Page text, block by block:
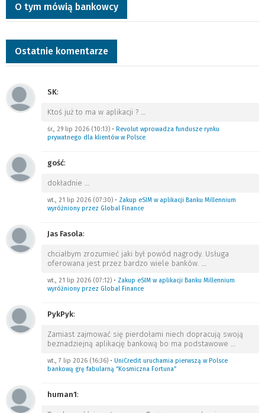
O tym mówią bankowcy
Ostatnie komentarze
SK:
Ktoś już to ma w aplikacji ? …
śr., 29 lip 2026 (10:13) • Revolut wprowadza fundusze rynku
prywatnego dla klientów w Polsce
gość:
dokładnie …
wt., 21 lip 2026 (07:30) • Zakup eSIM w aplikacji Banku Millennium
wyróżniony przez Global Finance
Jas Fasola:
chciałbym zrozumieć jaki był powód nagrody. Usługa
oferowana jest przez bardzo wiele banków. …
wt., 21 lip 2026 (07:12) • Zakup eSIM w aplikacji Banku Millennium
wyróżniony przez Global Finance
PykPyk:
Zamiast zajmować się pierdołami niech dopracują swoją
beznadziejną aplikację bankową bo ma podstawowe …
wt., 7 lip 2026 (16:36) • UniCredit uruchamia pierwszą w Polsce
bankową grę fabularną “Kosmiczna Fortuna”
human1: